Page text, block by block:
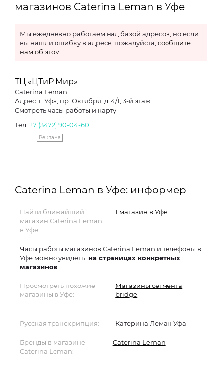
магазинов Caterina Leman в Уфе
Мы ежедневно работаем над базой адресов, но если
вы нашли ошибку в адресе, пожалуйста, сообщите
нам об этом
ТЦ «ЦТиР Мир»
Caterina Leman
Адрес: г. Уфа, пр. Октября, д. 4/1, 3-й этаж
Смотреть часы работы и карту
Тел. +7 (3472) 90-04-60
Реклама
Caterina Leman в Уфе: информер
Найти ближайший
магазин Caterina Leman
в Уфе
1 магазин в Уфе
Часы работы магазинов Caterina Leman и телефоны в
Уфе можно увидеть на страницах конкретных
магазинов
Просмотреть похожие
магазины в Уфе:
Магазины сегмента
bridge
Русская транскрипция: Катерина Леман Уфа
Бренды в магазине
Caterina Leman:
Caterina Leman